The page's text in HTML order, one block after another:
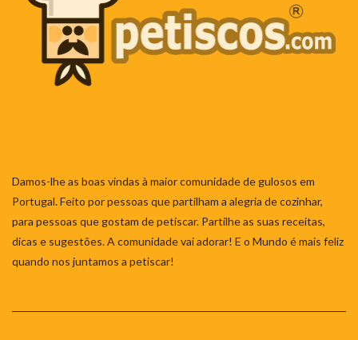
Damos-lhe as boas vindas à maior comunidade de gulosos em
Portugal. Feito por pessoas que partilham a alegria de cozinhar,
para pessoas que gostam de petiscar. Partilhe as suas receitas,
dicas e sugestões. A comunidade vai adorar! E o Mundo é mais feliz
quando nos juntamos a petiscar!